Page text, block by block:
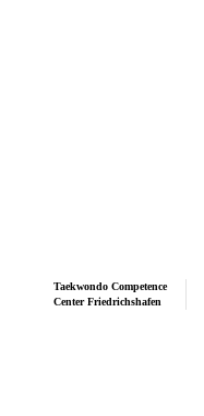
Taekwondo Competence
Center Friedrichshafen